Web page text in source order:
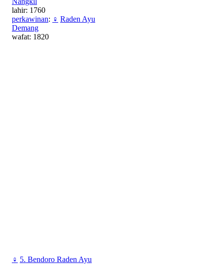
lahir: 1760
perkawinan: ♀ Raden Ayu
Demang
wafat: 1820
♀ 5. Bendoro Raden Ayu